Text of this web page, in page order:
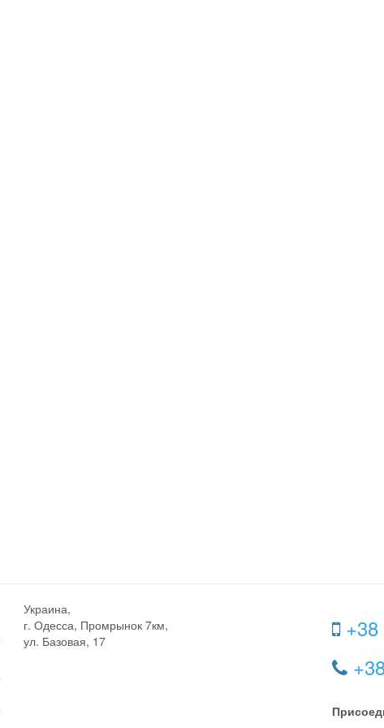
Украина,
г. Одесса, Промрынок 7км,
ул. Базовая, 17